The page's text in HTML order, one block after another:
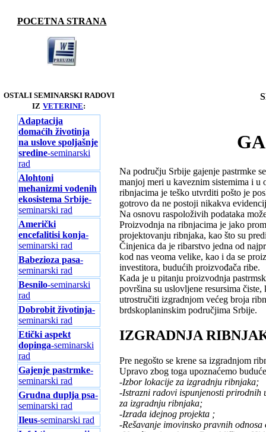
POCETNA STRANA
OSTALI SEMINARSKI RADOVI
IZ VETERINE:
Adaptacija
domaćih životinja
na uslove spoljašnje
sredine-seminarski
rad
Alohtoni
mehanizmi vodenih
ekosistema Srbije-
seminarski rad
Američki
encefalitisi konja-
seminarski rad
Babezioza pasa-
seminarski rad
Besnilo-seminarski
rad
Dobrobit životinja-
seminarski rad
Etički aspekt
dopinga-seminarski
rad
Gajenje pastrmke-
seminarski rad
Grudna duplja psa-
seminarski rad
Ileus-seminarski rad
Na području Srbije gajenje pastrmke
manjoj meri u kaveznim sistemima i u
ribnjacima je teško utvrditi pošto je
gotrovo da ne postoji nikakva
Na osnovu raspoloživih podataka
Proizvodnja na ribnjacima je jako
projektovanju ribnjaka, kao što su
Činjenica da je ribarstvo jedna od
kod nas veoma velike, kao i da se
investitora, budućih proizvođača ribe.
Kada je u pitanju proizvodnja
površina su uslovljene resursima
utrostručiti izgradnjom većeg broja
brdskoplaninskim područjima Srbije.
IZGRADNJA
Pre negošto se krene sa izgradnjom
Upravo zbog toga upoznaćemo
-Izbor lokacije za izgradnju ribnjaka;
-Istrazni radovi ispunjenosti prirodnih
za izgradnju ribnjaka;
-Izrada idejnog projekta ;
-Rešavanje imovinsko pravnih